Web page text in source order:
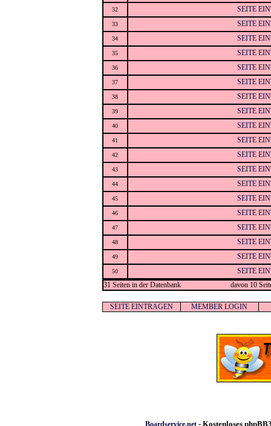
32 SEITE
33 SEITE
34 SEITE
35 SEITE
36 SEITE
37 SEITE
38 SEITE
39 SEITE
40 SEITE
41 SEITE
42 SEITE
43 SEITE
44 SEITE
45 SEITE
46 SEITE
47 SEITE
48 SEITE
49 SEITE
50
SEITE
31 Seiten in der Datenbank
davon 10
SEITE EINTRAGEN MEMBER LOGIN
Boardservice.net- Kostenloses